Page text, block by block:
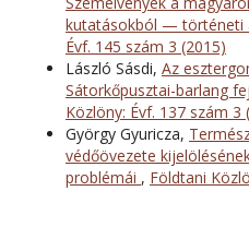
kutatásokból — történeti
Évf. 145 szám 3 (2015)
László Sásdi, Az
Sátorkőpusztai-barlang
Közlöny: Évf. 137 szám 3
György Gyuricza,
védőövezete
problémái , Földtani